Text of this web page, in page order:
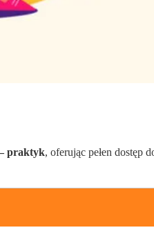
praktyk, oferując pełen dostęp